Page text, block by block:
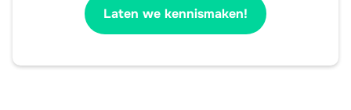
Laten we kennismaken!